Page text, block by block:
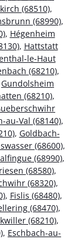
(68510),
(68990),
, Hégenheim
, Hattstatt
le-Haut
(68210),
Gundolsheim
(68210),
au-Val (68140),
, Goldbach-
(68600),
(68990),
(68580),
(68320),
, Fislis (68480),
(68470),
(68210),
, Eschbach-au-